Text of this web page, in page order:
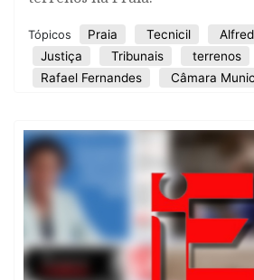
Tópicos Praia Tecnicil
Justiça
Tribunais terrenos
Rafael Fernandes
Câmara